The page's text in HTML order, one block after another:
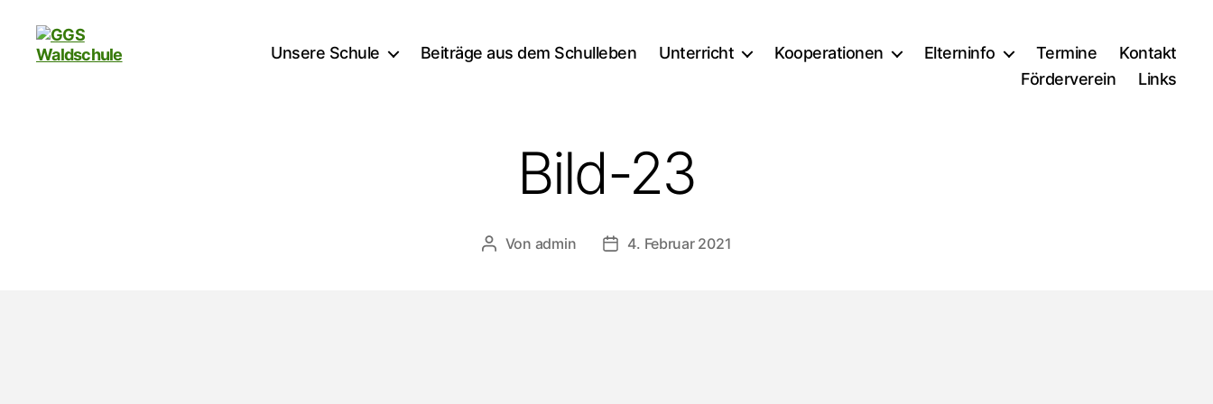
Unsere Schule Beiträge aus dem Schulleben Unterricht Kooperationen Elterninfo Termine
Kontakt
Förderverein
Links
Bild-23
Beitragsautor
Von admin Veröffentlichungsdatum
4. Februar 2021